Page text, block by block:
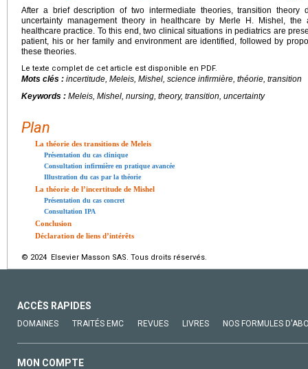
After a brief description of two intermediate theories, transition theory
uncertainty management theory in healthcare by Merle H. Mishel,
healthcare practice. To this end, two clinical situations in pediatrics are
patient, his or her family and environment are identified, followed by
these theories.
Le texte complet de cet article est disponible en PDF.
Mots clés : incertitude, Meleis, Mishel, science infirmière, théorie, transition
Keywords : Meleis, Mishel, nursing, theory, transition, uncertainty
Plan
La théorie des transitions de Meleis
Présentation du cas clinique
Consultation infirmière en pratique avancée
Illustration du cas par la théorie
La théorie de l’incertitude de Mishel
Présentation du cas concret
Consultation IPA
Conclusion
Déclaration de liens d’intérêts
© 2024 Elsevier Masson SAS. Tous droits réservés.
ACCÈS RAPIDES
DOMAINES TRAITÉS EMC REVUES LIVRES NOS FORMULES
MON COMPTE